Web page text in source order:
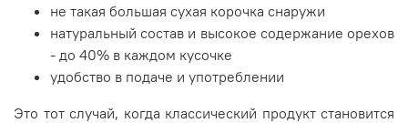
не такая большая сухая корочка снаружи
натуральный состав и высокое содержание орехов
- до 40% в каждом кусочке
удобство в подаче и употреблении
Это тот случай, когда классический продукт становится